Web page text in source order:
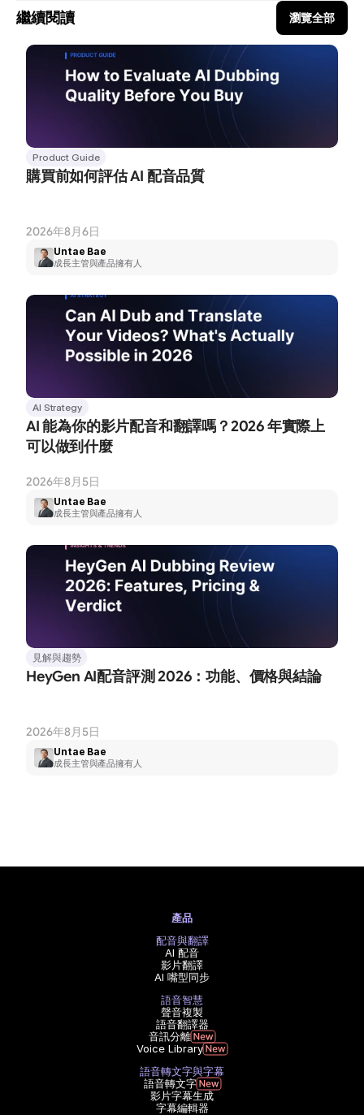
繼續閱讀 瀏覽全部
Product Guide
購買前如何評估 AI 配音品質
2026年8月6日
Untae Bae
成長主管與產品擁有人
AI Strategy
AI 能為你的影片配音和翻譯嗎？2026 年實際上
可以做到什麼
2026年8月5日
Untae Bae
成長主管與產品擁有人
見解與趨勢
HeyGen AI配音評測 2026：功能、價格與結論
2026年8月5日
Untae Bae
成長主管與產品擁有人
產品
配音與翻譯
AI 配音
影片翻譯
AI 嘴型同步
語音智慧
聲音複製
語音翻譯器
音訊分離
Voice Library
語音轉文字與字幕
語音轉文字
影片字幕生成
字幕編輯器